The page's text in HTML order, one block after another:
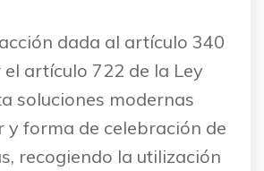
dada al artículo 340
el artículo 722 de la Ley
soluciones modernas
y forma de celebración de
recogiendo la utilización